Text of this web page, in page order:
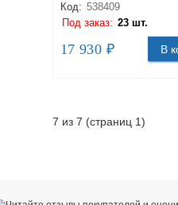
Код: 538409
Под заказ: 23 шт.
17 930 ₽ В
7 из 7 (страниц 1)